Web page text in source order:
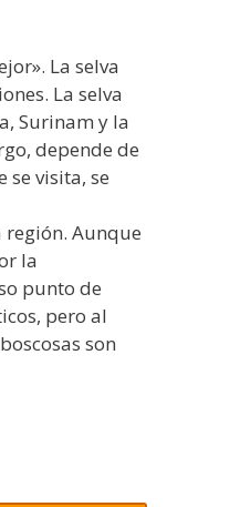
La selva
La selva
Surinam y la
depende de
se visita, se
región. Aunque
la
punto de
pero al
son